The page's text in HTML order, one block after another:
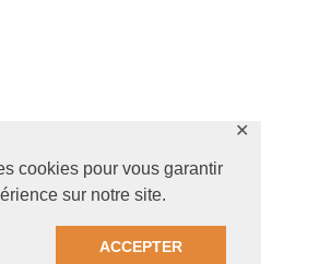
cookies pour vous garantir
sur notre site.
ACCEPTER
✕